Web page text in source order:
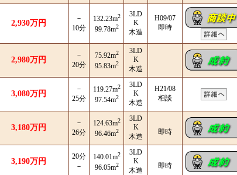
2,930万円
－
10分
132.23m2
99.78m2
3LD
K
木造
H09/07
即時
2,980万円
－
20分
75.92m2
95.83m2
3LD
K
木造
3,080万円
－
25分
119.27m2
97.54m2
3LD
K
木造
H21/08
相談
3,180万円
－
26分
124.63m2
96.46m2
3LD
K
木造
即時
3,190万円
20分
－
140.01m2
96.05m2
3LD
K
木造
即時